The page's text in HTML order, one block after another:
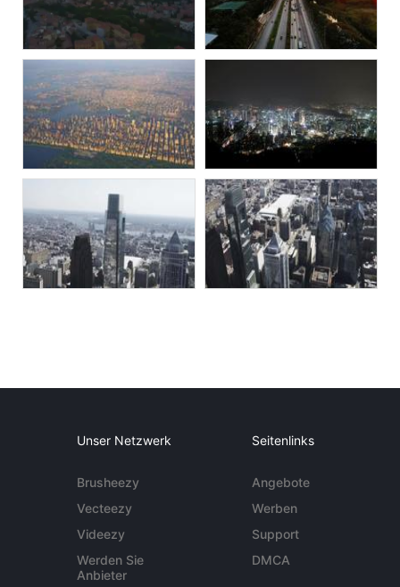
Unser Netzwerk
Brusheezy
Vecteezy
Videezy
Werden Sie
Anbieter
Seitenlinks
Angebote
Werben
Support
DMCA